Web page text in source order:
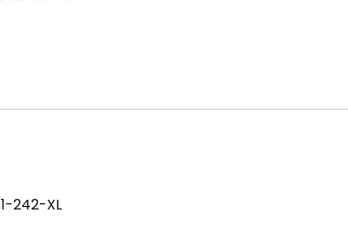
242-XL